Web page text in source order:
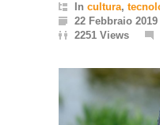
In cultura,
22 Febbraio 2019
2251 Views